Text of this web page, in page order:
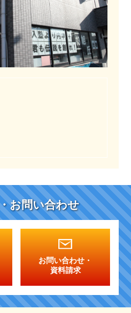
お問い合わせ
お問い合わせ・
資料請求